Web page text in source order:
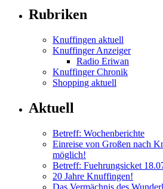
Rubriken
Knuffingen aktuell
Knuffinger Anzeiger
Radio Eriwan
Knuffinger Chronik
Shopping aktuell
Aktuell
Betreff: Wochenberichte
Einreise von Großen nach
möglich!
Betreff: Fuehrungsicket
20 Jahre Knuffingen!
Das Vermächnis des